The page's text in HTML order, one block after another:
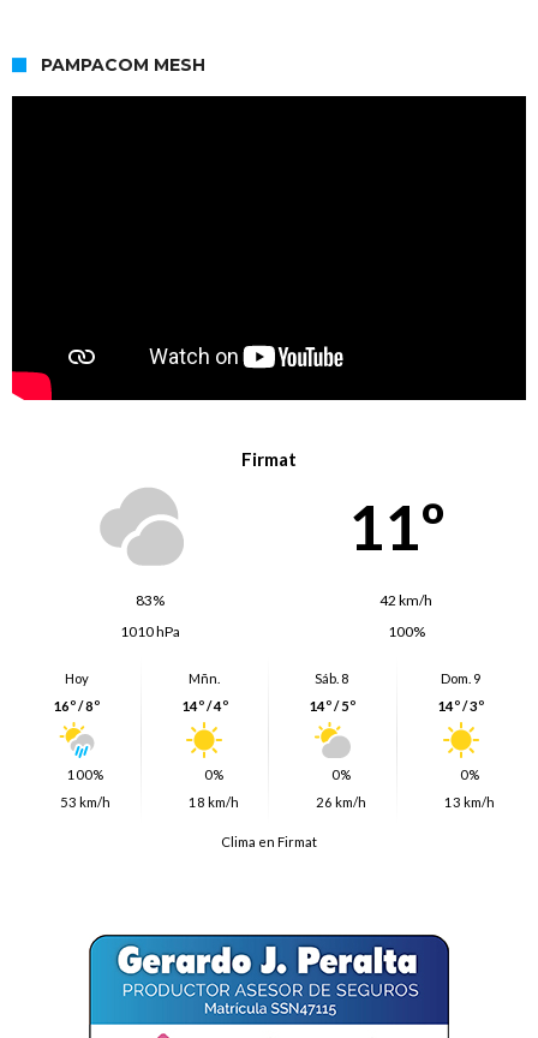
PAMPACOM MESH
Firmat
11º
83%
42 km/h
1010 hPa
100%
Hoy
16º / 8º
100%
53 km/h
Mñn.
14º / 4º
0%
18 km/h
Sáb. 8
14º / 5º
0%
26 km/h
Dom. 9
14º / 3º
0%
13 km/h
Clima en Firmat